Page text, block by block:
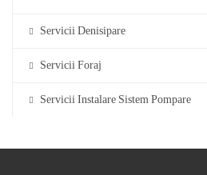
Servicii Denisipare
Servicii Foraj
Servicii Instalare Sistem Pompare